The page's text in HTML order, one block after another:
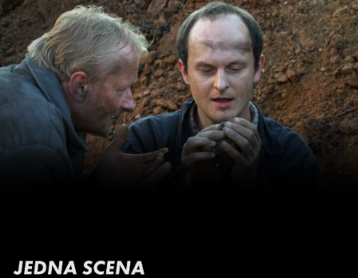
Jedna scena